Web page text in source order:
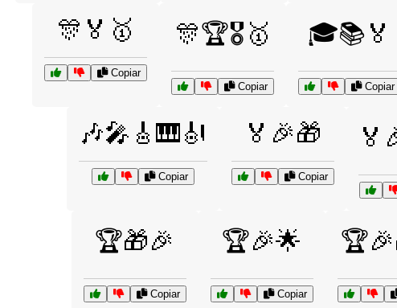
🎊🏅🥇
Copiar
🎊🏆🎖️🥇
Copiar
🎓📚🏅
Copiar
🎶🎤🎸🎹🎻
Copiar
🏅🎉🎁
Copiar
🏆🎁🎉
Copiar
🏆🎉🌟
Copiar